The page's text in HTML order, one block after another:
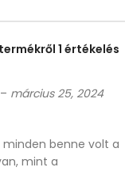
termékről 1 értékelés
– március 25, 2024
benne volt a
mint a